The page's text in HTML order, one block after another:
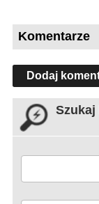
Komentarze
Dodaj